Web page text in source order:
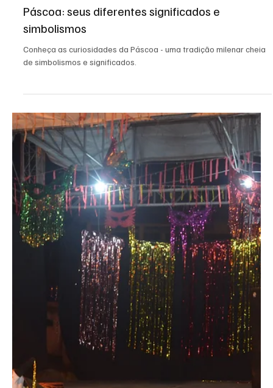
Cláudia Gomes
6 de abr. de 2020
3 min de leitura
Eventos
Páscoa: seus diferentes significados e
simbolismos
Conheça as curiosidades da Páscoa - uma tradição milenar cheia
de simbolismos e significados.